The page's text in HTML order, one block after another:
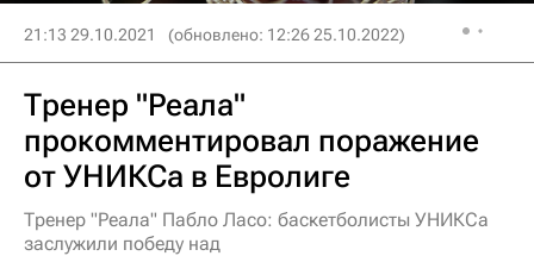
21:13 29.10.2021 (обновлено: 12:26 25.10.2022)
Тренер "Реала"
прокомментировал поражение
от УНИКСа в Евролиге
Тренер "Реала" Пабло Ласо: баскетболисты УНИКСа
заслужили победу над